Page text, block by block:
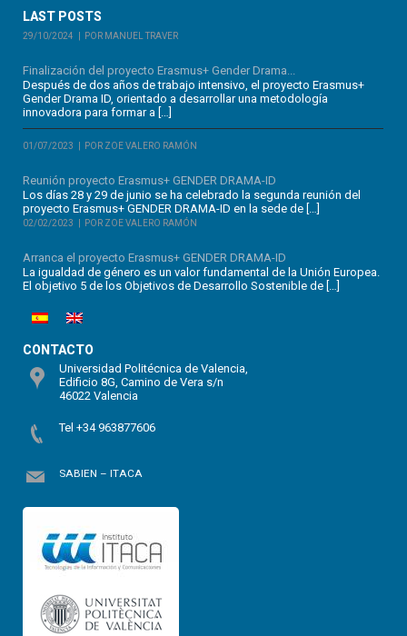
LAST POSTS
29/10/2024 POR MANUEL TRAVER
Finalización del proyecto Erasmus+ Gender Drama...
Después de dos años de trabajo intensivo, el proyecto Erasmus+
Gender Drama ID, orientado a desarrollar una metodología
innovadora para formar a […]
01/07/2023 POR ZOE VALERO RAMÓN
Reunión proyecto Erasmus+ GENDER DRAMA-ID
Los días 28 y 29 de junio se ha celebrado la segunda reunión del
proyecto Erasmus+ GENDER DRAMA-ID en la sede de […]
02/02/2023 POR ZOE VALERO RAMÓN
Arranca el proyecto Erasmus+ GENDER DRAMA-ID
La igualdad de género es un valor fundamental de la Unión Europea.
El objetivo 5 de los Objetivos de Desarrollo Sostenible de […]
CONTACTO
Universidad Politécnica de Valencia,
Edificio 8G, Camino de Vera s/n
46022 Valencia
Tel +34 963877606
SABIEN – ITACA